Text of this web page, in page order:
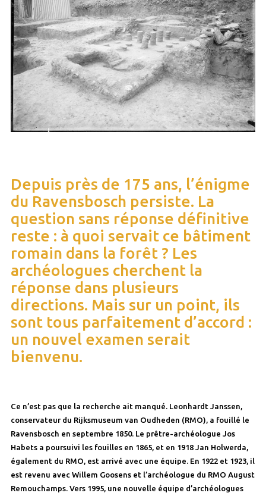
Depuis près de 175 ans, l’énigme
du Ravensbosch persiste. La
question sans réponse définitive
reste : à quoi servait ce bâtiment
romain dans la forêt ? Les
archéologues cherchent la
réponse dans plusieurs
directions. Mais sur un point, ils
sont tous parfaitement d’accord :
un nouvel examen serait
bienvenu.
Ce n’est pas que la recherche ait manqué. Leonhardt Janssen,
conservateur du Rijksmuseum van Oudheden (RMO), a fouillé le
Ravensbosch en septembre 1850. Le prêtre-archéologue Jos
Habets a poursuivi les fouilles en 1865, et en 1918 Jan Holwerda,
également du RMO, est arrivé avec une équipe. En 1922 et 1923, il
est revenu avec Willem Goosens et l’archéologue du RMO August
Remouchamps. Vers 1995, une nouvelle équipe d’archéologues